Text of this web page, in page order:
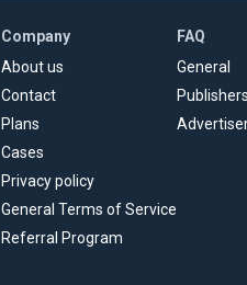
Company
About us
Contact
Plans
Cases
Privacy policy
General Terms of Service
Referral Program
FAQ
General